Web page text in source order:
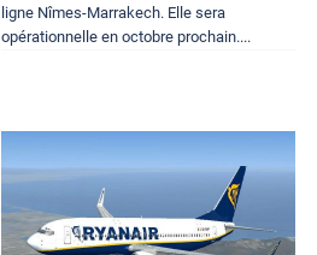
ligne Nîmes-Marrakech. Elle sera
opérationnelle en octobre prochain....